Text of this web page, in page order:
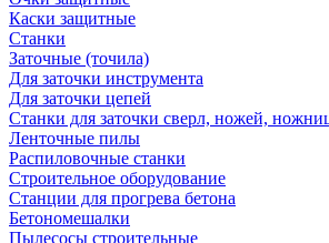
Каски защитные
Станки
Заточные (точила)
Для заточки инструмента
Для заточки цепей
Станки для заточки сверл, ножей,
Ленточные пилы
Распиловочные станки
Строительное оборудование
Станции для прогрева бетона
Бетономешалки
Пылесосы строительные